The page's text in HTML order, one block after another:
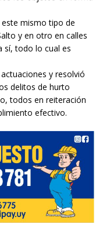
mismo tipo de
y en otro en calles
sí, todo lo cual es
y resolvió
delitos de hurto
todos en reiteración
efectivo.